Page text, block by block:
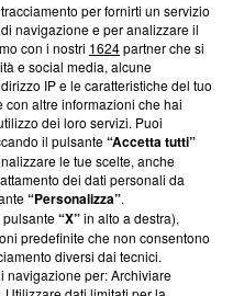
su Blasting
e su come ci impegniamo a
la nostra aderenza a
Blasting News non è
ha richiesto di farne
effettuato una verifica di
per fornirti un servizio
navigazione e per analizzare il
con i nostri 1624partner che si
e social media, alcune
IP e le caratteristiche del tuo
altre informazioni che hai
dei loro servizi. Puoi
il pulsante“Accetta tutti”
le tue scelte, anche
dei dati personali da
“Personalizza”.
“X”in alto a destra),
predefinite che non consentono
diversi dai tecnici.
navigazione per: Archiviare